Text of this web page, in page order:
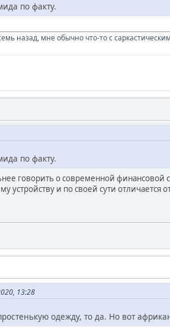
по факту.
назад, мне обычно что-то с
по факту.
говорить о современной финансовой
устройству и по своей сути
13:28
одежду, то да. Но вот